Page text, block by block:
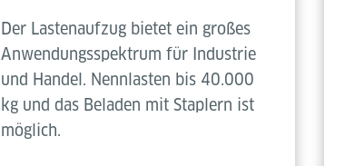
Der Lastenaufzug bietet ein großes
Anwendungsspektrum für Industrie
und Handel. Nennlasten bis 40.000
kg und das Beladen mit Staplern ist
möglich.